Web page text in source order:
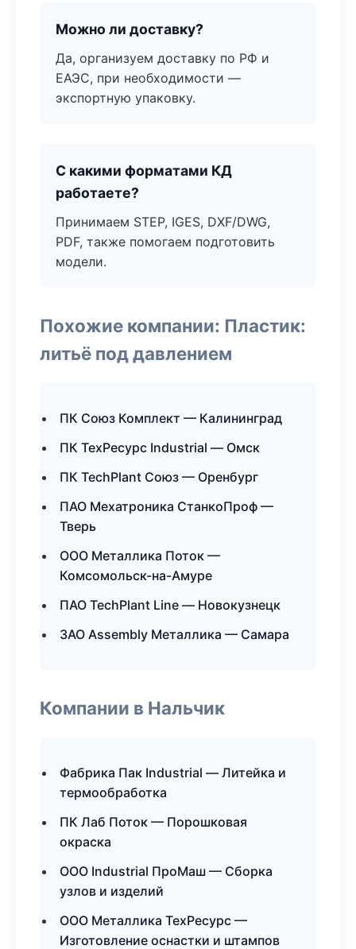
Можно ли доставку?
Да, организуем доставку по РФ и
ЕАЭС, при необходимости —
экспортную упаковку.
С какими форматами КД
работаете?
Принимаем STEP, IGES, DXF/DWG,
PDF, также помогаем подготовить
модели.
Похожие компании: Пластик:
литьё под давлением
ПК Союз Комплект — Калининград
ПК ТехРесурс Industrial — Омск
ПК TechPlant Союз — Оренбург
ПАО Мехатроника СтанкоПроф —
Тверь
ООО Металлика Поток —
Комсомольск-на-Амуре
ПАО TechPlant Line — Новокузнецк
ЗАО Assembly Металлика — Самара
Компании в Нальчик
Фабрика Пак Industrial — Литейка и
термообработка
ПК Лаб Поток — Порошковая
окраска
ООО Industrial ПроМаш — Сборка
узлов и изделий
ООО Металлика ТехРесурс —
Изготовление оснастки и штампов